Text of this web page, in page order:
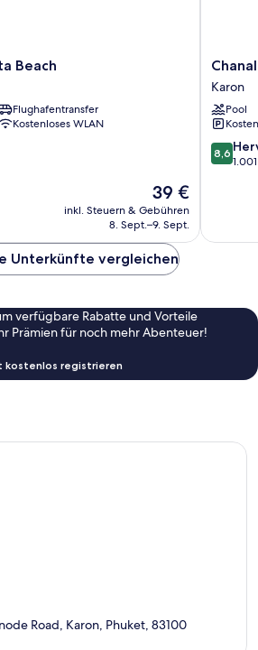
Beach
Flughafentransfer
Kostenloses WLAN
Der
Preis
beträgt
39 €
inkl. Steuern & Gebühren
8. Sept.–9. Sept.
Chanalai
Garden
Resort,
Kata
Beach
Karon
Karon
Pool
8.6
von
8,6
Unterkünfte vergleichen
verfügbare Rabatte und Vorteile
Prämien für noch mehr Abenteuer!
kostenlos registrieren
Road, Karon, Phuket, 83100